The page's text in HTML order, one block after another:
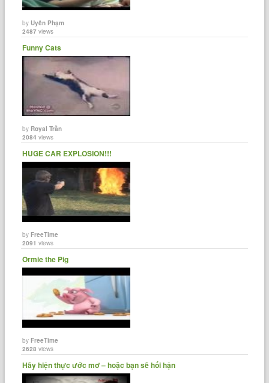
byUyên Phạm
2487 views
Funny Cats
by Royal Trần
2084 views
HUGE CAR EXPLOSION!!!
byFreeTime
2091 views
Ormie the Pig
byFreeTime
2628 views
Hãy hiện thực ước mơ – hoặc bạn sẽ hối hận